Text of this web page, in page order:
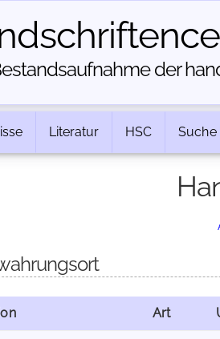
der
Literatur HSC Suche
Art